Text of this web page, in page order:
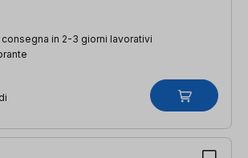
consegna in 2-3 giorni lavorativi